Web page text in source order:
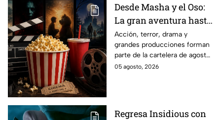
Desde Masha y el Oso:
La gran aventura hasta
El Final de la Calle Oak
con Anne Hathaway.
Esta es la lista
completa de los
México
Acción, terror, drama y
grandes producciones forman
parte de la cartelera de agosto
en México.
05 agosto, 2026
Regresa Insidious con